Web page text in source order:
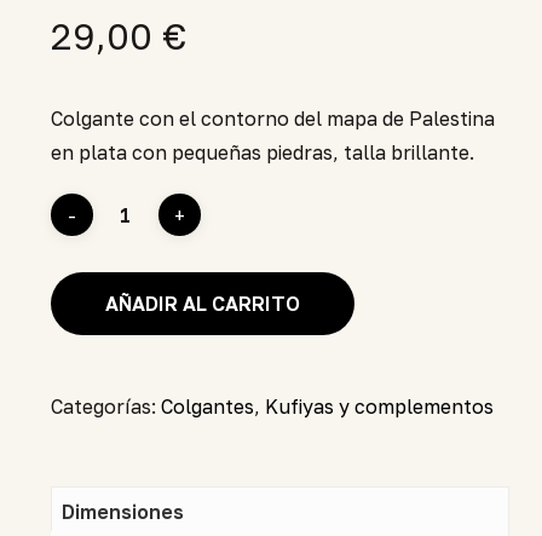
29,00 €
Colgante con el contorno del mapa de Palestina
en plata con pequeñas piedras, talla brillante.
AÑADIR AL CARRITO
Categorías: Colgantes, Kufiyas y complementos
Dimensiones